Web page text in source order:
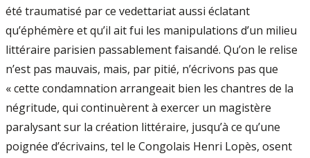
été traumatisé par ce vedettariat aussi éclatant
qu’éphémère et qu’il ait fui les manipulations d’un milieu
littéraire parisien passablement faisandé. Qu’on le relise
n’est pas mauvais, mais, par pitié, n’écrivons pas que
« cette condamnation arrangeait bien les chantres de la
négritude, qui continuèrent à exercer un magistère
paralysant sur la création littéraire, jusqu’à ce qu’une
poignée d’écrivains, tel le Congolais Henri Lopès, osent